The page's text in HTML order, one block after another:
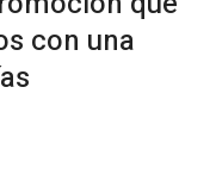
con una